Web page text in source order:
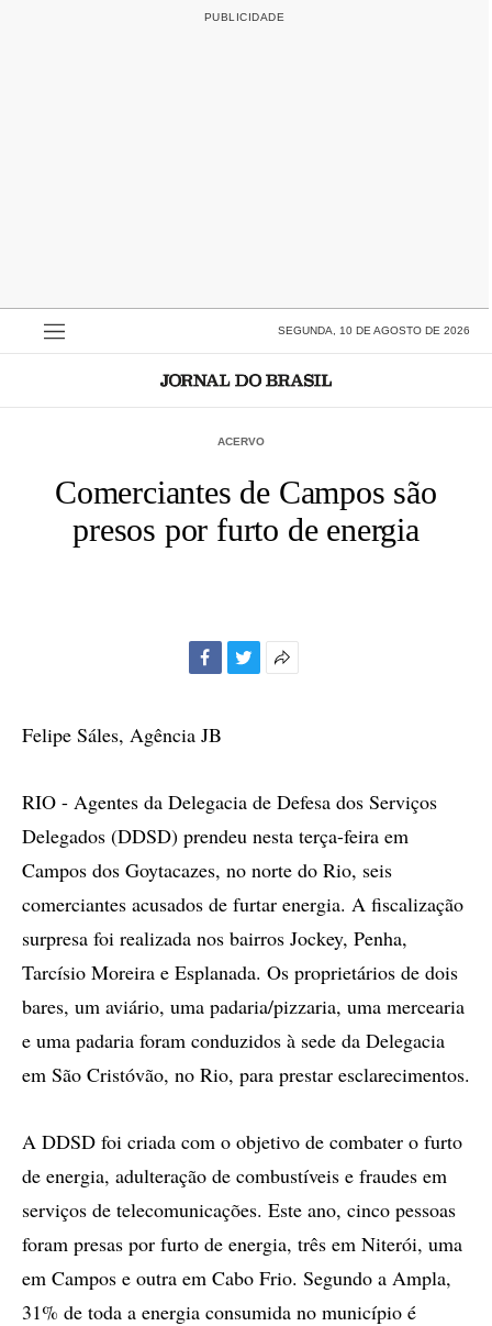
SEGUNDA, 10 DE AGOSTO DE 2026
ACERVO
Comerciantes de Campos são
presos por furto de energia
Felipe Sáles, Agência JB
RIO - Agentes da Delegacia de Defesa dos Serviços
Delegados (DDSD) prendeu nesta terça-feira em
Campos dos Goytacazes, no norte do Rio, seis
comerciantes acusados de furtar energia. A fiscalização
surpresa foi realizada nos bairros Jockey, Penha,
Tarcísio Moreira e Esplanada. Os proprietários de dois
bares, um aviário, uma padaria/pizzaria, uma mercearia
e uma padaria foram conduzidos à sede da Delegacia
em São Cristóvão, no Rio, para prestar esclarecimentos.
A DDSD foi criada com o objetivo de combater o furto
de energia, adulteração de combustíveis e fraudes em
serviços de telecomunicações. Este ano, cinco pessoas
foram presas por furto de energia, três em Niterói, uma
em Campos e outra em Cabo Frio. Segundo a Ampla,
31% de toda a energia consumida no município é